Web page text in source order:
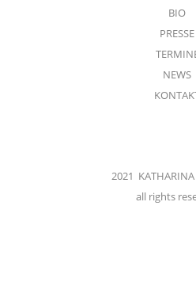
BIO
PRESSE
NEWS
2021 KATHARINA
all rights